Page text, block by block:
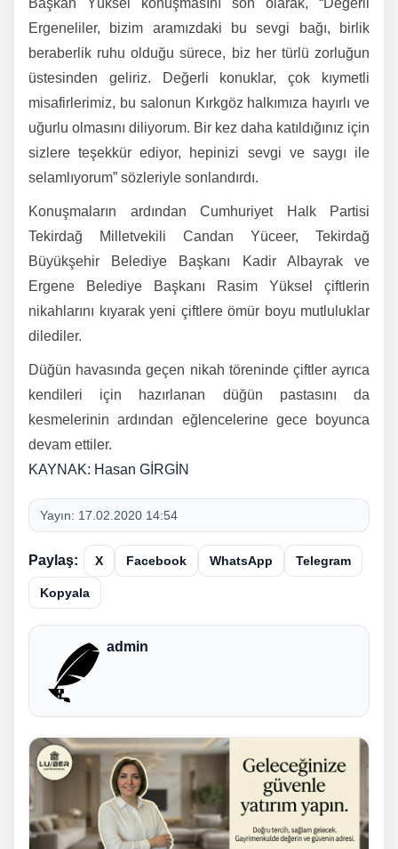
Ergeneliler, bizim aramızdaki bu sevgi bağı, birlik
beraberlik ruhu olduğu sürece, biz her türlü zorluğun
üstesinden geliriz. Değerli konuklar, çok kıymetli
misafirlerimiz, bu salonun Kırkgöz halkımıza hayırlı ve
uğurlu olmasını diliyorum. Bir kez daha katıldığınız için
sizlere teşekkür ediyor, hepinizi sevgi ve saygı ile
selamlıyorum” sözleriyle sonlandırdı.
Konuşmaların ardından Cumhuriyet Halk Partisi
Tekirdağ Milletvekili Candan Yüceer, Tekirdağ
Büyükşehir Belediye Başkanı Kadir Albayrak ve
Ergene Belediye Başkanı Rasim Yüksel çiftlerin
nikahlarını kıyarak yeni çiftlere ömür boyu mutluluklar
dilediler.
Düğün havasında geçen nikah töreninde çiftler ayrıca
kendileri için hazırlanan düğün pastasını da
kesmelerinin ardından eğlencelerine gece boyunca
devam ettiler.
KAYNAK: Hasan GİRGİN
Yayın: 17.02.2020 14:54
Paylaş: X Facebook WhatsApp Telegram
Kopyala
admin